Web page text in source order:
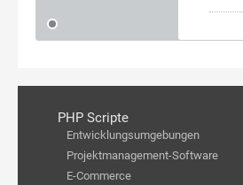
PHP Scripte
Entwicklungsumgebungen
Projektmanagement-Software
E-Commerce